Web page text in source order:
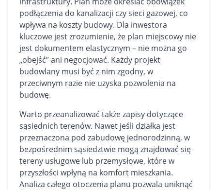
podłączenia do kanalizacji czy sieci gazowej, co
wpływa na koszty budowy. Dla inwestora
kluczowe jest zrozumienie, że plan miejscowy nie
jest dokumentem elastycznym – nie można go
„obejść” ani negocjować. Każdy projekt
budowlany musi być z nim zgodny, w
przeciwnym razie nie uzyska pozwolenia na
budowę.
Warto przeanalizować także zapisy dotyczące
sąsiednich terenów. Nawet jeśli działka jest
przeznaczona pod zabudowę jednorodzinną, w
bezpośrednim sąsiedztwie mogą znajdować się
tereny usługowe lub przemysłowe, które w
przyszłości wpłyną na komfort mieszkania.
Analiza całego otoczenia planu pozwala uniknąć